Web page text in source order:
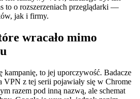
to o rozszerzeniach przeglądarki —
jak i firmy.
wracało mimo
kampanię, to jej uporczywość. Badacze
VPN z tej serii pojawiały się w Chrome
razem pod inną nazwą, ale schemat